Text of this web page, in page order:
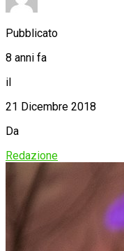
Pubblicato
8 anni fa
il
21 Dicembre 2018
Da
Redazione